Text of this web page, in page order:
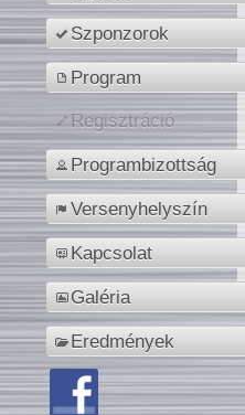
Szponzorok
Program
Regisztráció
Programbizottság
Versenyhelyszín
Kapcsolat
Galéria
Eredmények